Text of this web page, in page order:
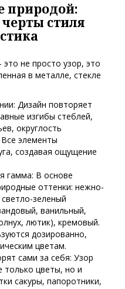
природой:
стиля
не просто узор, это
в металле, стекле
Дизайн повторяет
изгибы стеблей,
округлость
элементы
создавая ощущение
гамма: В основе
оттенки: нежно-
зеленый
ванильный,
лютик), кремовый.
дозированно,
цветам.
сами за себя: Узор
цветы, но и
сакуры, папоротники,